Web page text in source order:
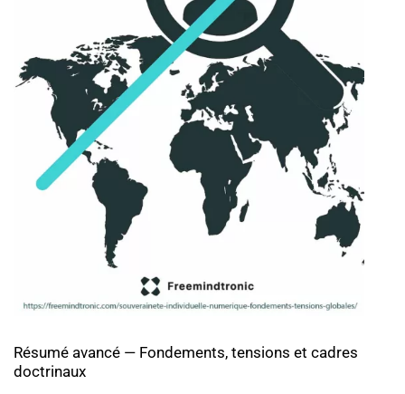
Résumé avancé — Fondements, tensions et cadres
doctrinaux